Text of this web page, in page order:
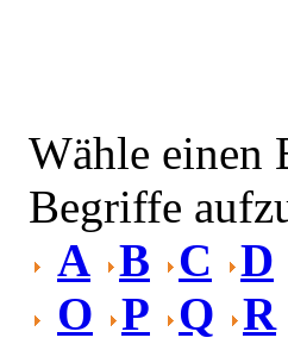
Wähle einen
Begriffe
A B C
D
O P Q R